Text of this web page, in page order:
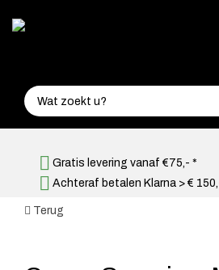
Gratis levering vanaf €75,- *
Achteraf betalen Klarna > €
Terug